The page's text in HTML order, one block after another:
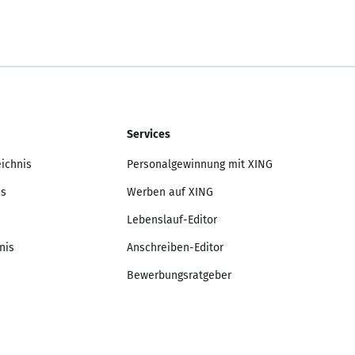
Services
Personalgewinnung mit XING
Werben auf XING
Lebenslauf-Editor
Anschreiben-Editor
Bewerbungsratgeber